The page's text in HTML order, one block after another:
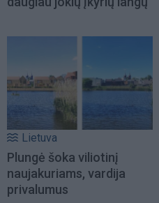
Lietuva
Plungė šoka viliotinį
naujakuriams, vardija
privalumus